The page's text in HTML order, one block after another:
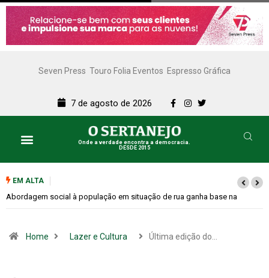
Seven Press Touro Folia Eventos Espresso Gráfica
7 de agosto de 2026
Onde a verdade encontra a democracia.
DESDE 2015
EM ALTA
Cemitérios terão horário especial e missas no Dia dos Pais
Home Lazer e Cultura Última edição do…